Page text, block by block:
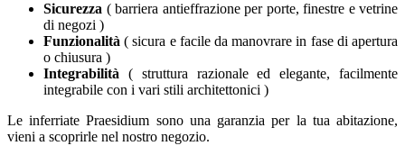
Sicurezza ( barriera antieffrazione per porte, finestre e vetrine
di negozi )
Funzionalità( sicura e facile da manovrare in fase di apertura
o chiusura )
Integrabilità ( struttura razionale ed elegante, facilmente
integrabile con i vari stili architettonici )
Le inferriate Praesidium sono una garanzia per la tua abitazione,
vieni a scoprirle nel nostro negozio.